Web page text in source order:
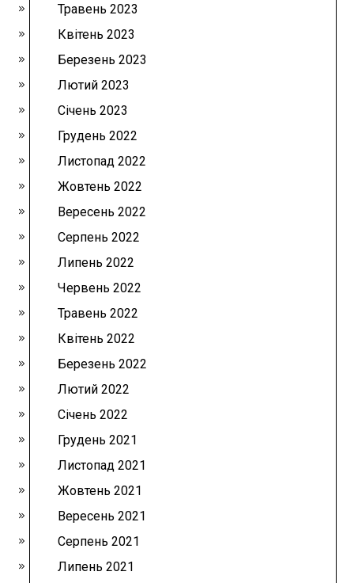
Травень 2023
Квітень 2023
Березень 2023
Лютий 2023
Січень 2023
Грудень 2022
Листопад 2022
Жовтень 2022
Вересень 2022
Серпень 2022
Липень 2022
Червень 2022
Травень 2022
Квітень 2022
Березень 2022
Лютий 2022
Січень 2022
Грудень 2021
Листопад 2021
Жовтень 2021
Вересень 2021
Серпень 2021
Липень 2021